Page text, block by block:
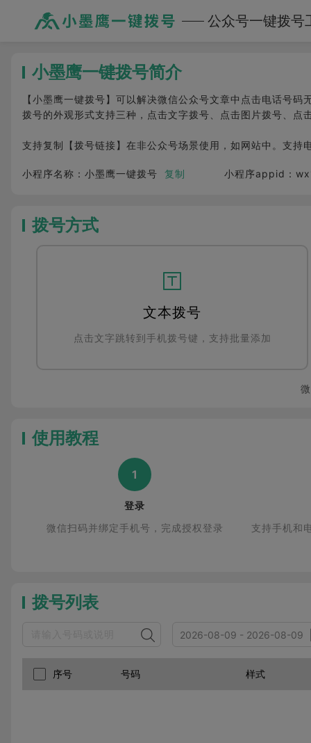
公众号一键拨号
小墨鹰一键拨号简介
【小墨鹰一键拨号】可以解决微信公众号文章中点击电话号
拨号的外观形式支持三种，点击文字拨号、点击图片拨号、点
支持复制【拨号链接】在非公众号场景使用，如网站中。支
小程序名称： 小墨鹰一键拨号 复制 小程序appid：
拨号方式
文本拨号
点击文字跳转到手机拨号键，支持批量添加
使用教程
1
登录
微信扫码并绑定手机号，完成授权登录
支持手机和
拨号列表
2026-08-09 - 2026-08-09
序号 号码 样式